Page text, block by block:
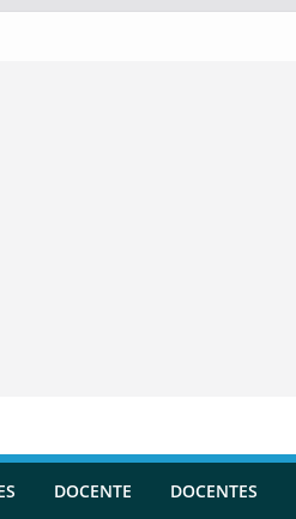
DOCENTE DOCENTES